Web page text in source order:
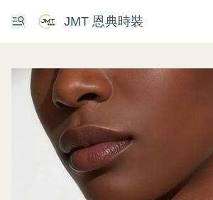
JMT 恩典時裝